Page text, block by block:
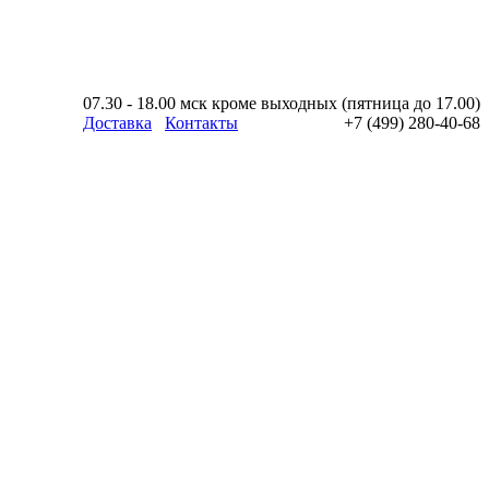
07.30 - 18.00 мск кроме выходных (пятница до 17.00)
+7 (499) 280-40-68
Доставка Контакты